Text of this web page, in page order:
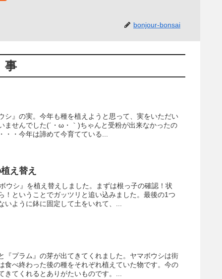
bonjour-bonsai
シ』の実。今年も種を植えようと思って、実をいただい
ませんでした(´・ω・｀)ちゃんと受粉が出来なかったの
・今年は諦めて今育てている...
え替え
ウシ』を植え替えしました。まずは根っ子の確認！状
！ということでガッツリと追い込みました。最後の1つ
いように鉢に固定して土をいれて、...
『プラム』の芽が出てきてくれました。ヤマボウシは街
食べ終わった後の種をそれぞれ植えていた物です。今の
てくれるとありがたいものです。...